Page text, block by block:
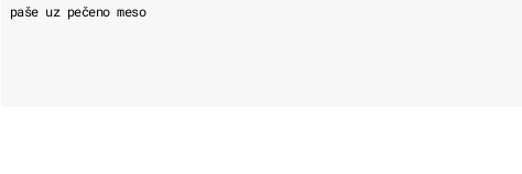
paše uz pečeno meso